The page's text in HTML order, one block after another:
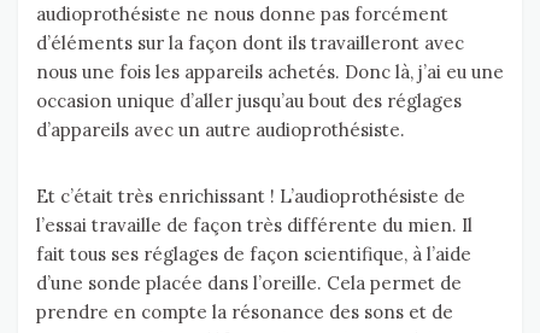
audioprothésiste ne nous donne pas forcément
d’éléments sur la façon dont ils travailleront avec
nous une fois les appareils achetés. Donc là, j’ai eu une
occasion unique d’aller jusqu’au bout des réglages
d’appareils avec un autre audioprothésiste.
Et c’était très enrichissant ! L’audioprothésiste de
l’essai travaille de façon très différente du mien. Il
fait tous ses réglages de façon scientifique, à l’aide
d’une sonde placée dans l’oreille. Cela permet de
prendre en compte la résonance des sons et de